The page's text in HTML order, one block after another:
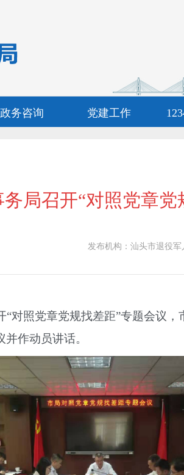
政务咨询 党建工作
局召开“对照党章党
发布机构：汕头市退役军
对照党章党规找差距”专题会议
并作动员讲话。